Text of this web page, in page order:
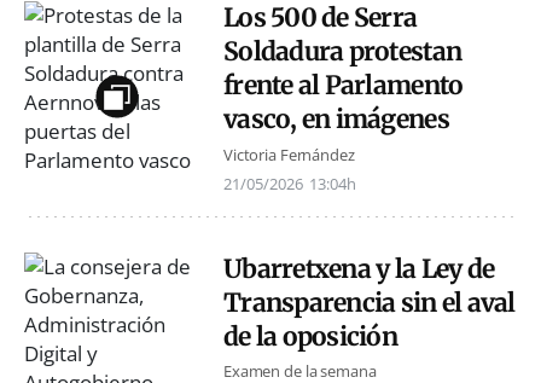
Los 500 de Serra
Soldadura protestan
frente al Parlamento
vasco, en imágenes
Victoria Fernández
21/05/2026 13:04h
Ubarretxena y la Ley de
Transparencia sin el aval
de la oposición
Examen de la semana